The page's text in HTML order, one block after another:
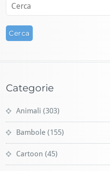
Categorie
Animali (303)
Bambole (155)
Cartoon (45)